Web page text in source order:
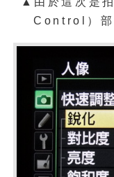
Control）部